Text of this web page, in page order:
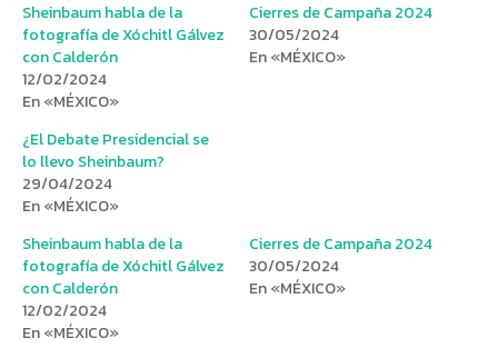
Sheinbaum habla de la
fotografía de Xóchitl Gálvez
con Calderón
12/02/2024
En «MÉXICO»
Cierres de Campaña 2024
30/05/2024
En «MÉXICO»
¿El Debate Presidencial se
lo llevo Sheinbaum?
29/04/2024
En «MÉXICO»
Sheinbaum habla de la
fotografía de Xóchitl Gálvez
con Calderón
12/02/2024
En «MÉXICO»
Cierres de Campaña 2024
30/05/2024
En «MÉXICO»